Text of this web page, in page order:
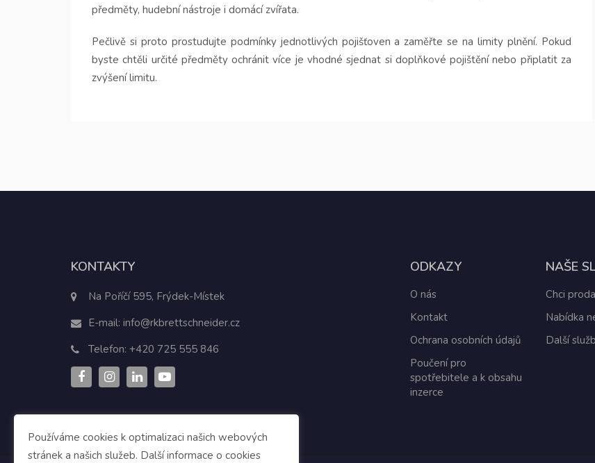
předměty, hudební nástroje i domácí zvířata.
Pečlivě si proto prostudujte podmínky jednotlivých pojišťoven a zaměřte se na limity plnění. Pokud
byste chtěli určité předměty ochránit více je vhodné sjednat si doplňkové pojištění nebo připlatit za
zvýšení limitu.
KONTAKTY
Na Poříčí 595, Frýdek-Místek
E-mail: info@rkbrettschneider.cz
Telefon: +420 725 555 846
ODKAZY
O nás
Kontakt
Ochrana osobních údajů
Poučení pro
spotřebitele a k obsahu
inzerce
NAŠE
Chci
Nabídka
Další
Používáme cookies k optimalizaci našich webových
stránek a našich služeb. Další informace o cookies